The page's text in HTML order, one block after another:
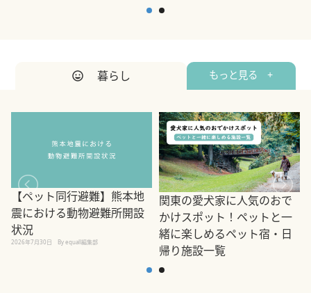
暮らし もっと見る +
【ペット同行避難】熊本地
震における動物避難所開設
状況
2026年7月30日 By equall編集部
関東の愛犬家に人気のおで
かけスポット！ペットと一
緒に楽しめるペット宿・日
帰り施設一覧